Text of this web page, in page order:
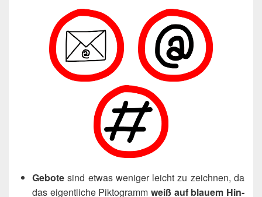
Gebo­te sind etwas weni­ger leicht zu zeich­nen, da
das eigent­li­che Pik­to­gramm weiß auf blau­em Hin­